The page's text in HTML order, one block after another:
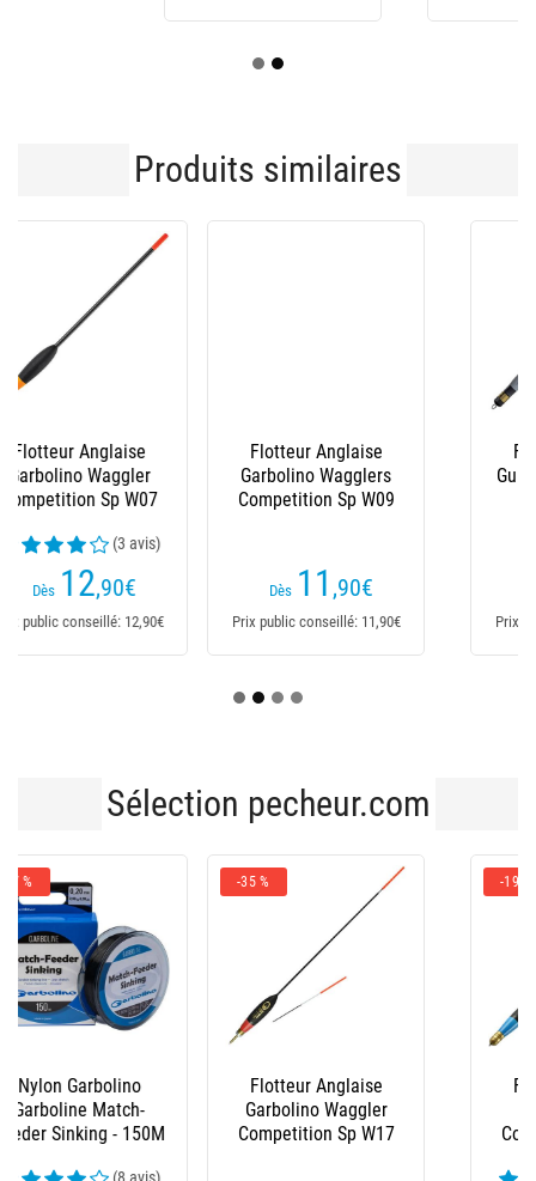
Produits similaires
Flotteur Anglaise
Garbolino Wagglers
Competition Sp W09
Dès 11
Prix public conseillé: 11,90€
Flotteur Anglaise
Guru Loaded Waggler
Dès
Prix public conseillé: 11,99€
Sélection pecheur.com
-35 %
Flotteur Anglaise
Garbolino Waggler
Competition Sp W17
Flotteur Anglaise
Garbolino
Competition Sp W13